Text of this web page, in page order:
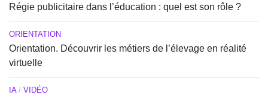
Régie publicitaire dans l’éducation : quel est son rôle ?
ORIENTATION
Orientation. Découvrir les métiers de l’élevage en réalité
virtuelle
IA/ VIDÉO